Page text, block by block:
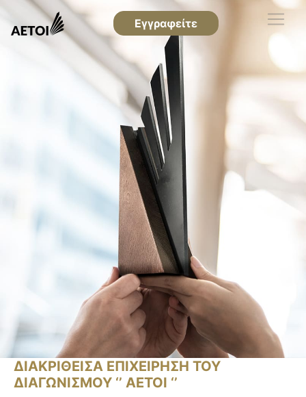
Εγγραφείτε
ΔΙΑΚΡΙΘΕΙΣΑ ΕΠΙΧΕΙΡΗΣΗ ΤΟΥ
ΔΙΑΓΩΝΙΣΜΟΥ ‘’ ΑΕΤΟΙ ‘’